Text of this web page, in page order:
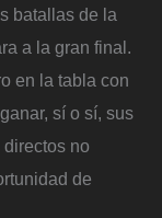
batallas de la
a la gran final.
en la tabla con
sí o sí, sus
no
de